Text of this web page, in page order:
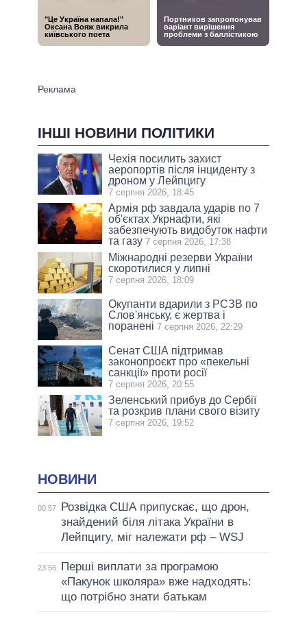
ІНШІ НОВИНИ ПОЛІТИКИ
Чехія посилить захист
аеропортів після інциденту з
дроном у Лейпцигу
7 серпня 2026, 18:45
Армія рф завдала ударів по 7
об'єктах Укрнафти, які
забезпечують видобуток нафти
та газу 7 серпня 2026, 17:38
Міжнародні резерви України
скоротилися у липні
7 серпня 2026, 18:09
Окупанти вдарили з РСЗВ по
Слов'янську, є жертва і
поранені 7 серпня 2026, 22:29
Сенат США підтримав
законопроєкт про «пекельні
санкції» проти росії
7 серпня 2026, 20:55
Зеленський прибув до Сербії
та розкрив плани свого візиту
7 серпня 2026, 19:52
НОВИНИ
00:57
Розвідка США припускає, що дрон,
знайдений біля літака України в
Лейпцигу, міг належати рф – WSJ
23:56
Перші виплати за програмою
«Пакунок школяра» вже надходять:
що потрібно знати батькам